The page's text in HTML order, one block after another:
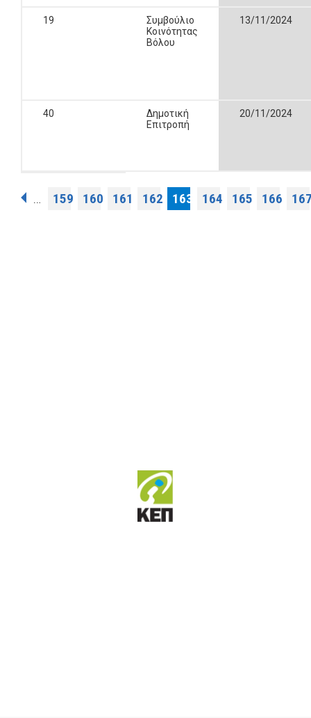
19
Συμβούλιο
Κοινότητας
Βόλου
13/11/2024
40
Δημοτική
Επιτροπή
20/11/2024
Σελίδες
… 159 160 161 162 163 164 165 166